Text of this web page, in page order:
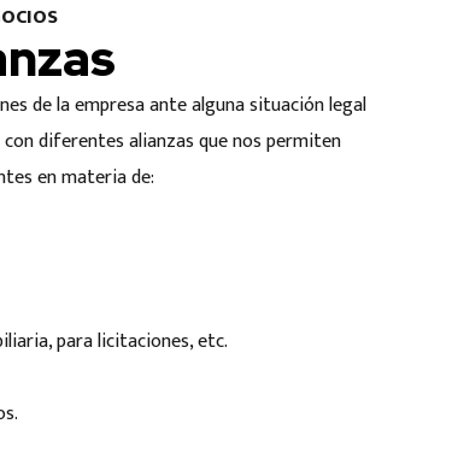
de la empresa ante alguna situación legal
diferentes alianzas que nos permiten
en materia de:
para licitaciones, etc.